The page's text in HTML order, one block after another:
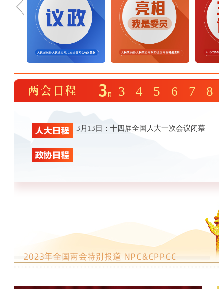
3 4 5 6 7 8
3月13日：十四届全国人大一次会议闭幕